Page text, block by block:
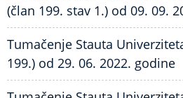
(član 199. stav 1.) od 09. 09.
Tumačenje Stauta
199.) od 29. 06. 2022. godine